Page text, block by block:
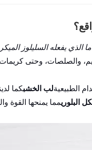
الذي يفعله السليلوز
والصلصات، وحتى
الطبيعيةلب الخشبكما
البلوريمما يمنحها القوة